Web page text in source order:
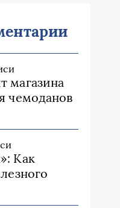
магазина
чемоданов
Как